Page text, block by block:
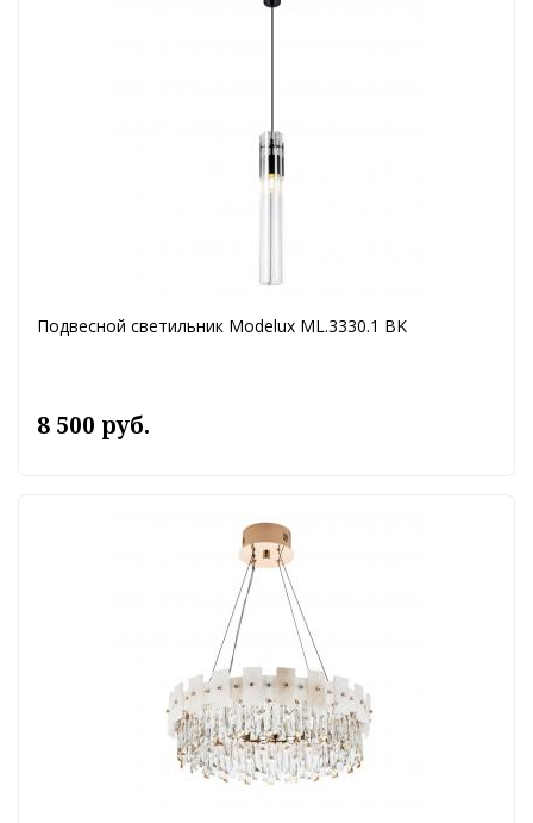
Подвесной светильник Modelux ML.3330.1 BK
8 500 руб.